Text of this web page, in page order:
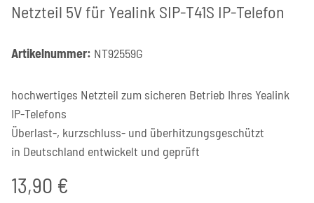
Netzteil 5V für Yealink SIP-T41S IP-Telefon
Artikelnummer: NT92559G
hochwertiges Netzteil zum sicheren Betrieb Ihres Yealink
IP-Telefons
Überlast-, kurzschluss- und überhitzungsgeschützt
in Deutschland entwickelt und geprüft
13,90 €